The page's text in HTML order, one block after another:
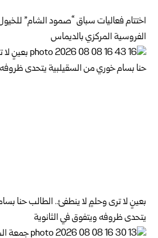
اختتام فعاليات سباق “صمود الشام”
الفروسية المركزي بالديماس
بعينٍ لا ترى وحلمٍ لا ينطفئ.. الطالب حنا
يتحدى ظروفه ويتفوق في الثانوية